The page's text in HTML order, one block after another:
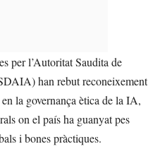
per l’Autoritat Saudita de
han rebut reconeixement
la governança ètica de la IA,
on el país ha guanyat pes
i bones pràctiques.